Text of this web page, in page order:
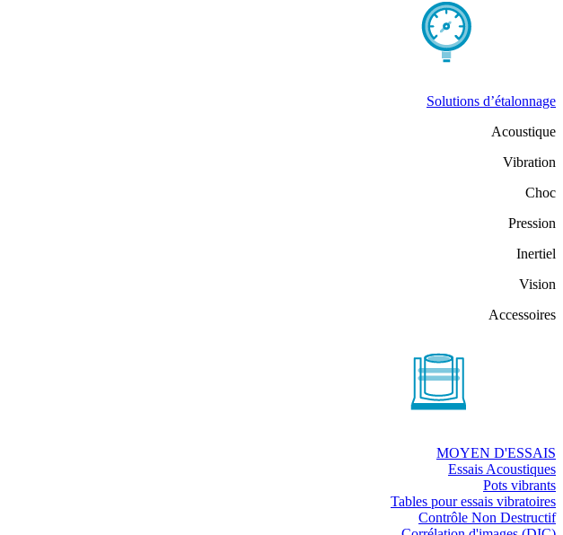
Solutions d’étalonnage
Acoustique
Vibration
Choc
Pression
Inertiel
Vision
Accessoires
MOYEN D'ESSAIS
Essais Acoustiques
Pots vibrants
Tables pour essais vibratoires
Contrôle Non Destructif